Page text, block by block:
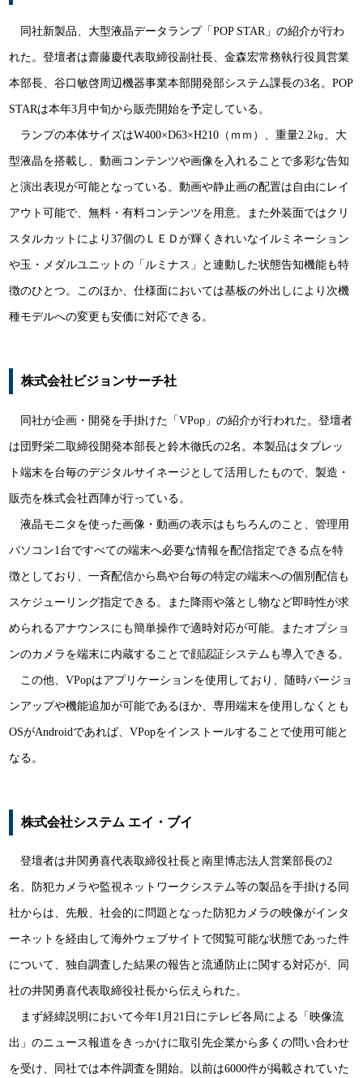
同社新製品、大型液晶データランプ「POP STAR」の紹介が行わ
れた。登壇者は齋藤慶代表取締役副社長、金森宏常務執行役員営業
本部長、谷口敏啓周辺機器事業本部開発部システム課長の3名。POP
STARは本年3月中旬から販売開始を予定している。
ランプの本体サイズはW400×D63×H210（ｍｍ）、重量2.2㎏。大
型液晶を搭載し、動画コンテンツや画像を入れることで多彩な告知
と演出表現が可能となっている。動画や静止画の配置は自由にレイ
アウト可能で、無料・有料コンテンツを用意。また外装面ではクリ
スタルカットにより37個のＬＥＤが輝くきれいなイルミネーション
や玉・メダルユニットの「ルミナス」と連動した状態告知機能も特
徴のひとつ。このほか、仕様面においては基板の外出しにより次機
種モデルへの変更も安価に対応できる。
株式会社ビジョンサーチ社
同社が企画・開発を手掛けた「VPop」の紹介が行われた。登壇者
は団野栄二取締役開発本部長と鈴木徹氏の2名。本製品はタブレッ
ト端末を台毎のデジタルサイネージとして活用したもので、製造・
販売を株式会社西陣が行っている。
液晶モニタを使った画像・動画の表示はもちろんのこと、管理用
パソコン1台ですべての端末へ必要な情報を配信指定できる点を特
徴としており、一斉配信から島や台毎の特定の端末への個別配信も
スケジューリング指定できる。また降雨や落とし物など即時性が求
められるアナウンスにも簡単操作で適時対応が可能。またオプショ
ンのカメラを端末に内蔵することで顔認証システムも導入できる。
この他、VPopはアプリケーションを使用しており、随時バージョ
ンアップや機能追加が可能であるほか、専用端末を使用しなくとも
OSがAndroidであれば、VPopをインストールすることで使用可能と
なる。
株式会社システム エイ・ブイ
登壇者は井関勇喜代表取締役社長と南里博志法人営業部長の2
名。防犯カメラや監視ネットワークシステム等の製品を手掛ける同
社からは、先般、社会的に問題となった防犯カメラの映像がインタ
ーネットを経由して海外ウェブサイトで閲覧可能な状態であった件
について、独自調査した結果の報告と流通防止に関する対応が、同
社の井関勇喜代表取締役社長から伝えられた。
まず経緯説明において今年1月21日にテレビ各局による「映像流
出」のニュース報道をきっかけに取引先企業から多くの問い合わせ
を受け、同社では本件調査を開始。以前は6000件が掲載されていた